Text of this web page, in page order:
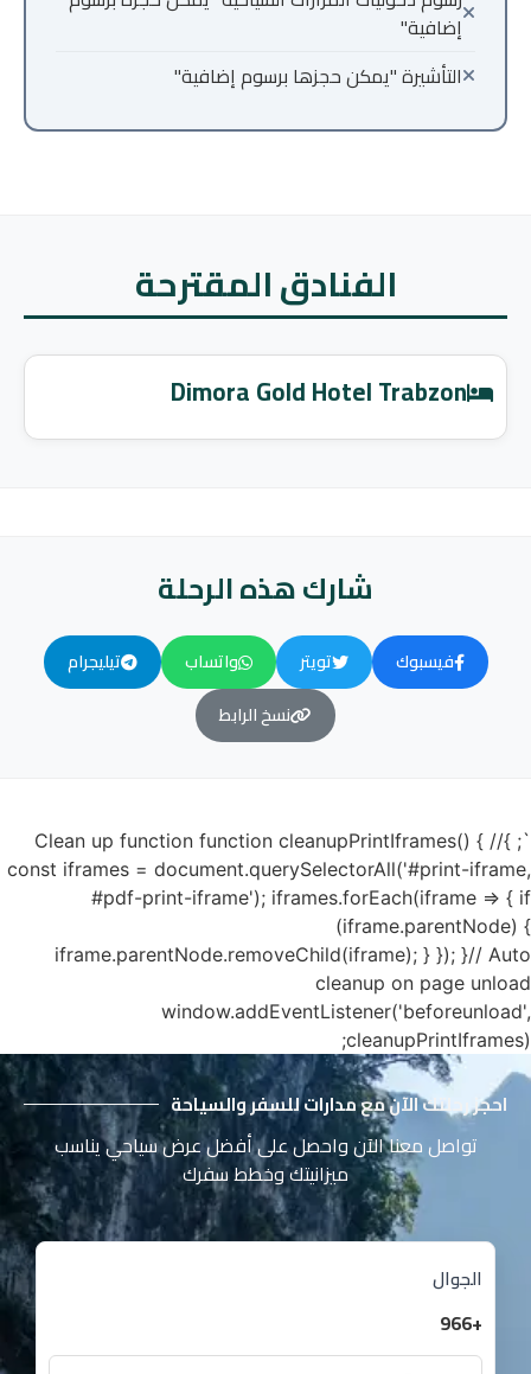
إضافية"
التأشيرة "يمكن حجزها برسوم إضافية"
الفنادق المقترحة
Dimora Gold Hotel Trabzon
شارك هذه الرحلة
فيسبوك تويتر واتساب
تيليجرام
نسخ الرابط
`; }// Clean up function function cleanupPrintIframes() {
const iframes = document.querySelectorAll('#print-iframe,
#pdf-print-iframe'); iframes.forEach(iframe => { if
(iframe.parentNode) {
iframe.parentNode.removeChild(iframe); } }); }// Auto
cleanup on page unload
window.addEventListener('beforeunload',
cleanupPrintIframes);
احجز رحلتك الآن مع مدارات للسفر والسياحة
تواصل معنا الآن واحصل على أفضل عرض سياحي يناسب
ميزانيتك وخطط سفرك
الجوال
+966